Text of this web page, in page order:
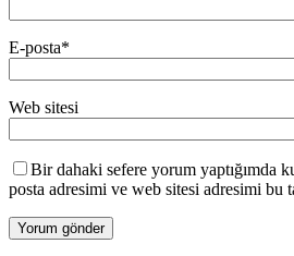
E-posta*
Web sitesi
Bir dahaki sefere yorum yaptığımda
posta adresimi ve web sitesi adresimi bu